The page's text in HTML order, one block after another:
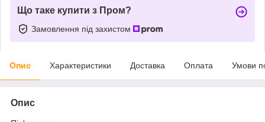
Що таке купити з Пром?
Замовлення під захистом
Опис Характеристики Доставка Оплата Умови
Опис